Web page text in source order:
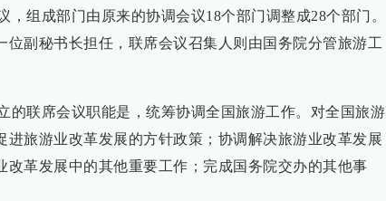
成部门由原来的协调会议18个部门调整成28个部门。
位副秘书长担任，联席会议召集人则由国务院分管旅游工
联席会议职能是，统筹协调全国旅游工作。对全国旅游
进旅游业改革发展的方针政策；协调解决旅游业改革发展
改革发展中的其他重要工作；完成国务院交办的其他事